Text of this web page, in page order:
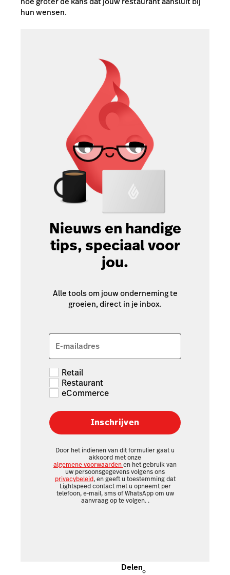
hun wensen.
Nieuws en handige
tips, speciaal voor
jou.
Alle tools om jouw onderneming te
groeien, direct in je inbox.
E-mailadres
Retail
Restaurant
eCommerce
Inschrijven
Door het indienen van dit formulier gaat u
akkoord met onze
algemene voorwaardenen het gebruik van
uw persoonsgegevens volgens ons
privacybeleid, en geeft u toestemming dat
Lightspeed contact met u opneemt per
telefoon, e-mail, sms of WhatsApp om uw
aanvraag op te volgen. .
Delen